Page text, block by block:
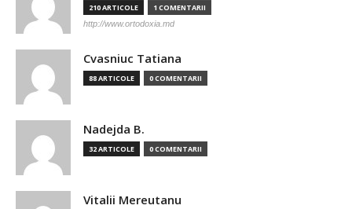
210 ARTICOLE 1 COMENTARII
http://www.ortodoxia.md
Cvasniuc Tatiana
88 ARTICOLE 0 COMENTARII
Nadejda B.
32 ARTICOLE 0 COMENTARII
Vitalii Mereutanu